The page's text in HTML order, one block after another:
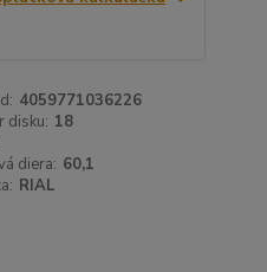
4059771036226
disku: 18
diera: 60,1
RIAL